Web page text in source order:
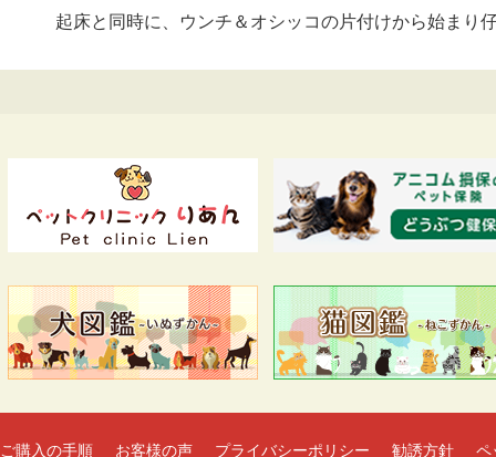
起床と同時に、ウンチ＆オシッコの片付けから始まり
ご購入の手順 お客様の声 プライバシーポリシー 勧誘方針 ペ